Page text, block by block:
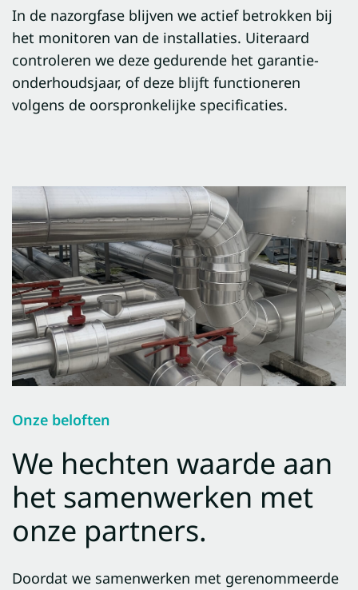
In de nazorgfase blijven we actief betrokken bij
het monitoren van de installaties. Uiteraard
controleren we deze gedurende het garantie-
onderhoudsjaar, of deze blijft functioneren
volgens de oorspronkelijke specificaties.
Onze beloften
We hechten waarde aan
het samenwerken met
onze partners.
Doordat we samenwerken met gerenommeerde